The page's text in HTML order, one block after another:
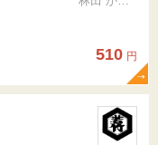
510 円